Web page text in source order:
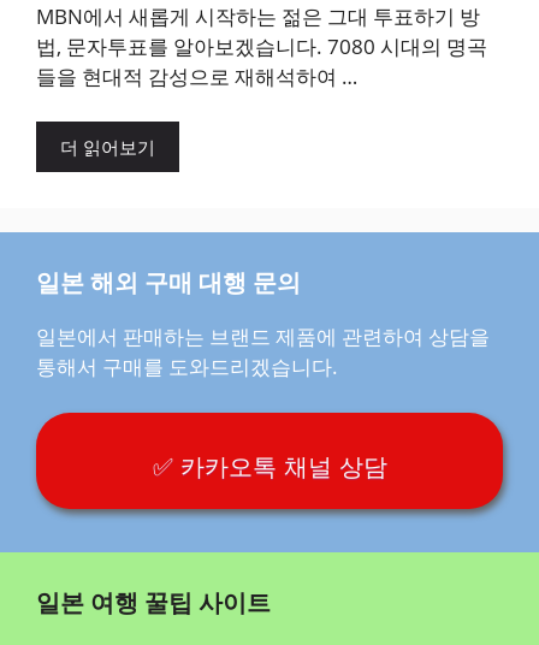
MBN에서 새롭게 시작하는 젊은 그대 투표하기 방
법, 문자투표를 알아보겠습니다. 7080 시대의 명곡
들을 현대적 감성으로 재해석하여 …
더 읽어보기
일본 해외 구매 대행 문의
일본에서 판매하는 브랜드 제품에 관련하여 상담을
통해서 구매를 도와드리겠습니다.
✅ 카카오톡 채널 상담
일본 여행 꿀팁 사이트